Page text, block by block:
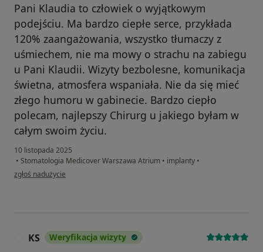
Pani Klaudia to człowiek o wyjątkowym
podejściu. Ma bardzo ciepłe serce, przykłada
120% zaangażowania, wszystko tłumaczy z
uśmiechem, nie ma mowy o strachu na zabiegu
u Pani Klaudii. Wizyty bezbolesne, komunikacja
świetna, atmosfera wspaniała. Nie da się mieć
złego humoru w gabinecie. Bardzo ciepło
polecam, najlepszy Chirurg u jakiego byłam w
całym swoim życiu.
10 listopada 2025
• Stomatologia Medicover Warszawa Atrium • implanty •
w opinii użytkownika Wiktoria J.
zgłoś nadużycie
KS Weryfikacja wizyty